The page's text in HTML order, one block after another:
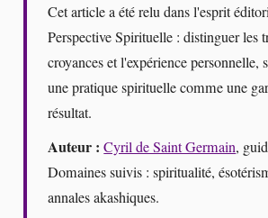
Cet article a été relu dans l'esprit
Perspective Spirituelle : distinguer les
croyances et l'expérience personnelle,
une pratique spirituelle comme une
résultat.
Auteur : Cyril de Saint Germain,
Domaines suivis : spiritualité,
annales akashiques.